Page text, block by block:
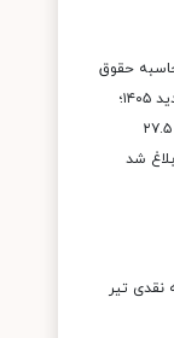
حقوق
بازنشستگان جدید ۱۴۰۵؛
حداقل افزایش ۲۷.۵
شد
نقدی تیر